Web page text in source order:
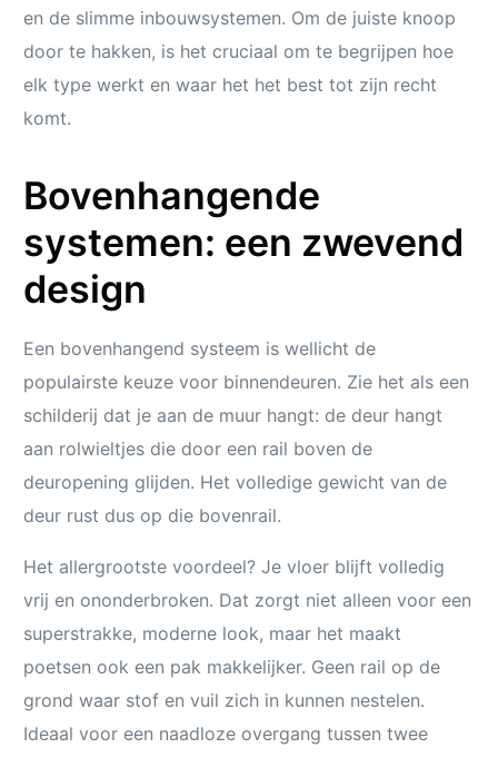
en de slimme inbouwsystemen. Om de juiste knoop
door te hakken, is het cruciaal om te begrijpen hoe
elk type werkt en waar het het best tot zijn recht
komt.
Bovenhangende
systemen: een zwevend
design
Een bovenhangend systeem is wellicht de
populairste keuze voor binnendeuren. Zie het als een
schilderij dat je aan de muur hangt: de deur hangt
aan rolwieltjes die door een rail boven de
deuropening glijden. Het volledige gewicht van de
deur rust dus op die bovenrail.
Het allergrootste voordeel? Je vloer blijft volledig
vrij en ononderbroken. Dat zorgt niet alleen voor een
superstrakke, moderne look, maar het maakt
poetsen ook een pak makkelijker. Geen rail op de
grond waar stof en vuil zich in kunnen nestelen.
Ideaal voor een naadloze overgang tussen twee